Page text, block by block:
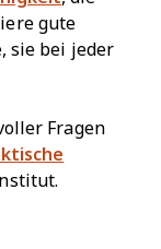
gute
sie bei jeder
Fragen